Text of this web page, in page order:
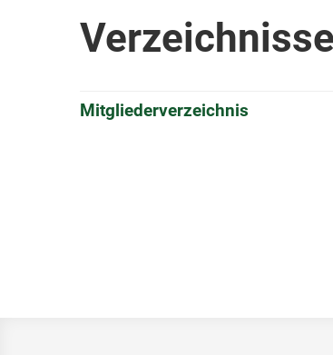
Verzeichnisse
Mitgliederverzeichnis